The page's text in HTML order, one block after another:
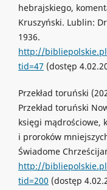
hebrajskiego,
Kruszyński. Lublin:
1936.
http://
tid=47 (dostęp
Przekład toruński
Przekład toruński
księgi mądrościowe,
i proroków
Świadome
http://
tid=200 (dostęp